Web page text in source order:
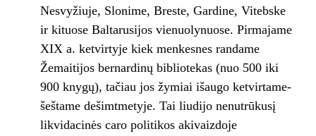
Nesvyžiuje, Slonime, Breste, Gardine, Vitebske
ir kituose Baltarusijos vienuolynuose. Pirmajame
XIX a. ketvirtyje kiek menkesnes randame
Žemaitijos bernardinų bibliotekas (nuo 500 iki
900 knygų), tačiau jos žymiai išaugo ketvirtame-
šeštame dešimtmetyje. Tai liudijo nenutrūkusį
likvidacinės caro politikos akivaizdoje